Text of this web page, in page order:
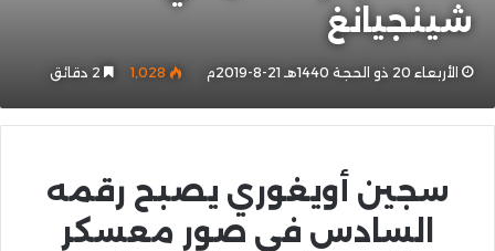
شينجيانغ
الأربعاء 20 ذو الحجة 1440هـ 21-8-2019م 1٬028
سجين أويغوري يصبح رقمه
السادس في صور معسكر